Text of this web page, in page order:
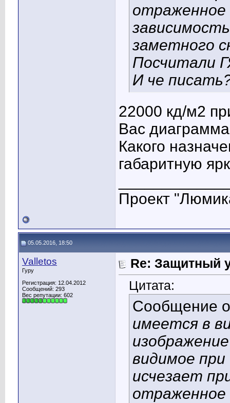
отраженное
заметного
Посчитали
И че
22000 кд/м2
Вас
Какого
габаритную
Проект
05.05.2016, 18:50
Valletos
Гуру
Регистрация: 12.04.2012
Сообщений: 293
Вес репутации: 602
Re: Защитный
Цитата:
Сообщение
имеется в
видимое
исчезает
отраженное